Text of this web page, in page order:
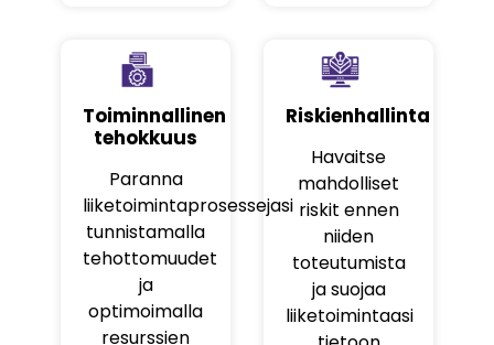
Toiminnallinen
tehokkuus
Paranna
liiketoimintaprosessejasi
tunnistamalla
tehottomuudet
ja
optimoimalla
resurssien
Riskienhallinta
Havaitse
mahdolliset
riskit ennen
niiden
toteutumista
ja suojaa
liiketoimintaasi